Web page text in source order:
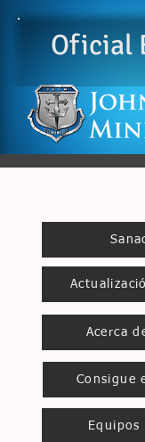
Oficial
Acerca
Consigue
Equipos